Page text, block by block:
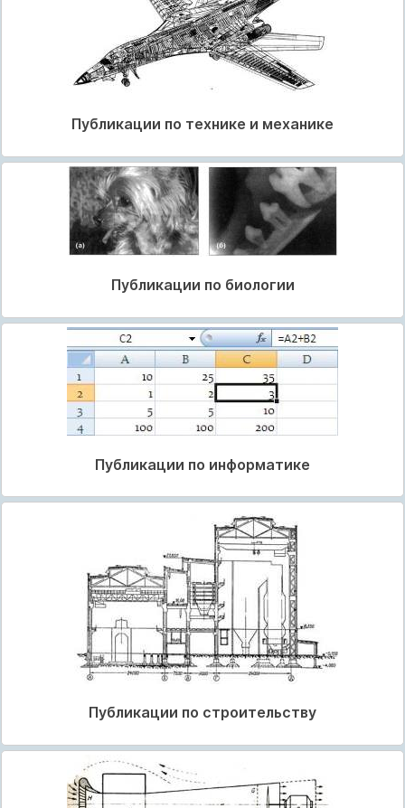
Публикации по технике и механике
Публикации по биологии
Публикации по информатике
Публикации по строительству